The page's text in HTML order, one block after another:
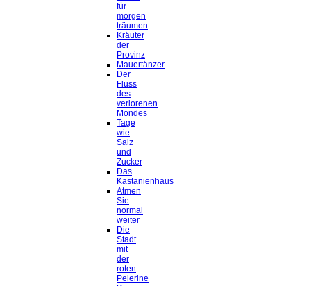
für
morgen
träumen
Kräuter
der
Provinz
Mauertänzer
Der
Fluss
des
verlorenen
Mondes
Tage
wie
Salz
und
Zucker
Das
Kastanienhaus
Atmen
Sie
normal
weiter
Die
Stadt
mit
der
roten
Pelerine